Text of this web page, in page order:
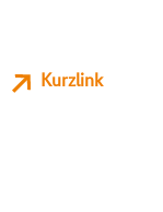
Kurzlink